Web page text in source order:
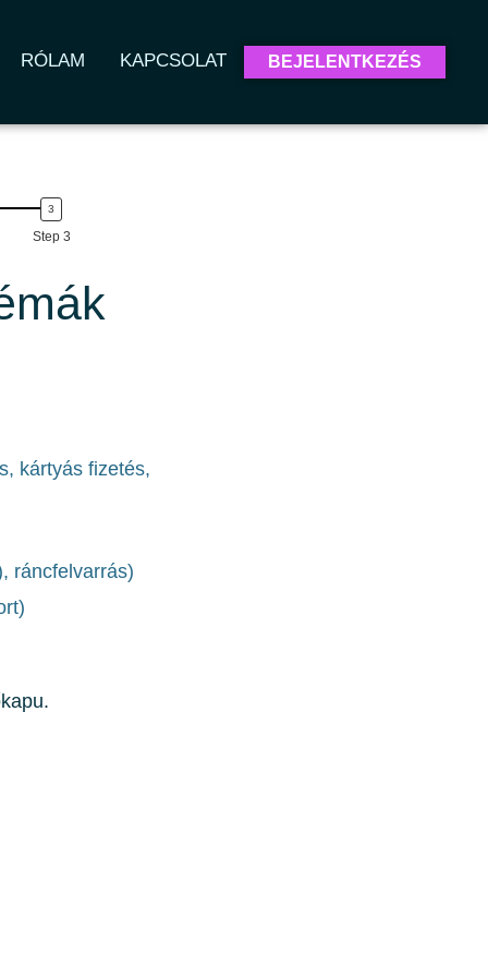
RÓLAM KAPCSOLAT BEJELENTKEZÉS
Step 3
kártyás fizetés,
ráncfelvarrás)